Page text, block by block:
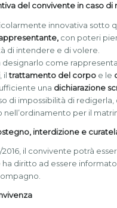
del convivente in caso
innovativa sotto
con poteri
di intendere e di volere.
designarlo come
, iltrattamento del corpo e le
una dichiarazione
di impossibilità di
nell’ordinamento per il
interdizione e
il convivente potrà
diritto ad essere